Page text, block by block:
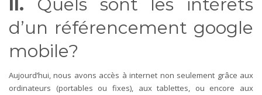
II. Quels sont les intérêts
d’un référencement google
mobile?
Aujourd’hui, nous avons accès à internet non seulement grâce aux
ordinateurs (portables ou fixes), aux tablettes, ou encore aux